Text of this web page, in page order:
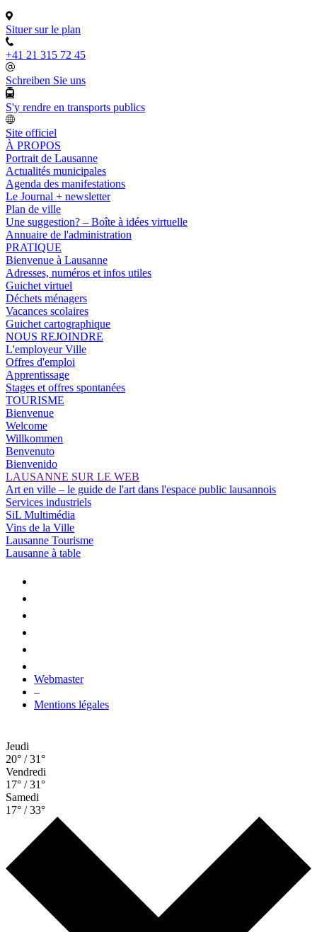
Situer sur le plan
+41 21 315 72 45
Schreiben Sie uns
S'y rendre en transports publics
Site officiel
À PROPOS
Portrait de Lausanne
Actualités municipales
Agenda des manifestations
Le Journal + newsletter
Plan de ville
Une suggestion? – Boîte à idées virtuelle
Annuaire de l'administration
PRATIQUE
Bienvenue à Lausanne
Adresses, numéros et infos utiles
Guichet virtuel
Déchets ménagers
Vacances scolaires
Guichet cartographique
NOUS REJOINDRE
L'employeur Ville
Offres d'emploi
Apprentissage
Stages et offres spontanées
TOURISME
Bienvenue
Welcome
Willkommen
Benvenuto
Bienvenido
LAUSANNE SUR LE WEB
Art en ville – le guide de l'art dans l'espace public lausannois
Services industriels
SiL Multimédia
Vins de la Ville
Lausanne Tourisme
Lausanne à table
Webmaster
–
Mentions légales
Jeudi
20° / 31°
Vendredi
17° / 31°
Samedi
17° / 33°